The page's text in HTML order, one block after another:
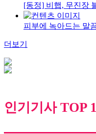
[동정] 비햅, 무진장
피부에 녹아드는 말
더보기
인기기사 TOP